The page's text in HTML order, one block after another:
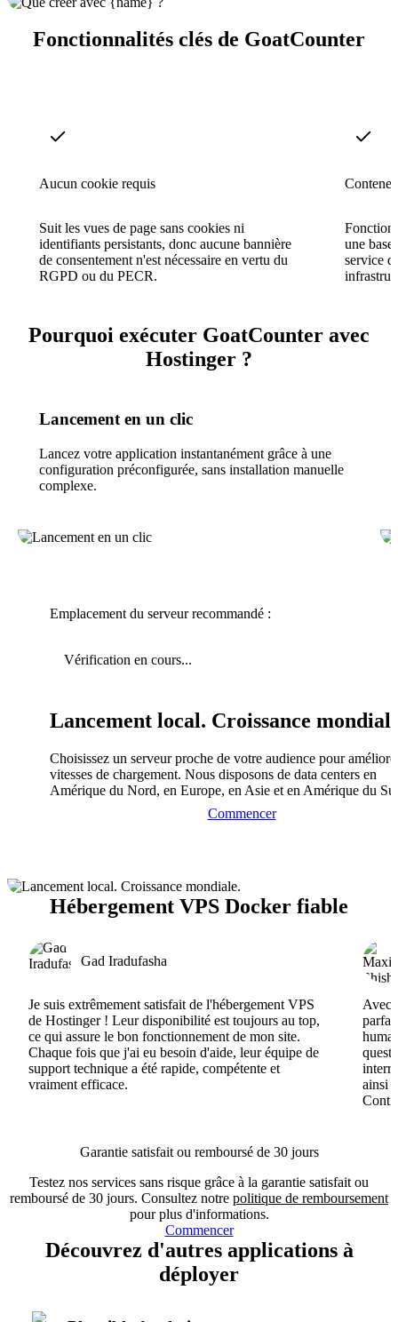
Fonctionnalités clés de GoatCounter
Aucun cookie requis
Suit les vues de page sans cookies ni
identifiants persistants, donc aucune bannière
de consentement n'est nécessaire en vertu du
RGPD ou du PECR.
une
service
Pourquoi exécuter GoatCounter avec
Hostinger ?
Lancement en un clic
Lancez votre application instantanément grâce à une
configuration préconfigurée, sans installation manuelle
complexe.
Emplacement du serveur recommandé :
Vérification en cours...
Lancement local. Croissance
Choisissez un serveur proche de votre audience pour
vitesses de chargement. Nous disposons de data centers en
Amérique du Nord, en Europe, en Asie et en Amérique du
Commencer
Hébergement VPS Docker fiable
Gad Iradufasha
Je suis extrêmement satisfait de l'hébergement VPS
de Hostinger ! Leur disponibilité est toujours au top,
ce qui assure le bon fonctionnement de mon site.
Chaque fois que j'ai eu besoin d'aide, leur équipe de
support technique a été rapide, compétente et
vraiment efficace.
Avec
ainsi
Garantie satisfait ou remboursé de 30 jours
Testez nos services sans risque grâce à la garantie satisfait ou
remboursé de 30 jours. Consultez notre politique de remboursement
pour plus d'informations.
Commencer
Découvrez d'autres applications à
déployer